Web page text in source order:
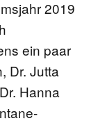
2019
ein paar
Dr. Jutta
Hanna